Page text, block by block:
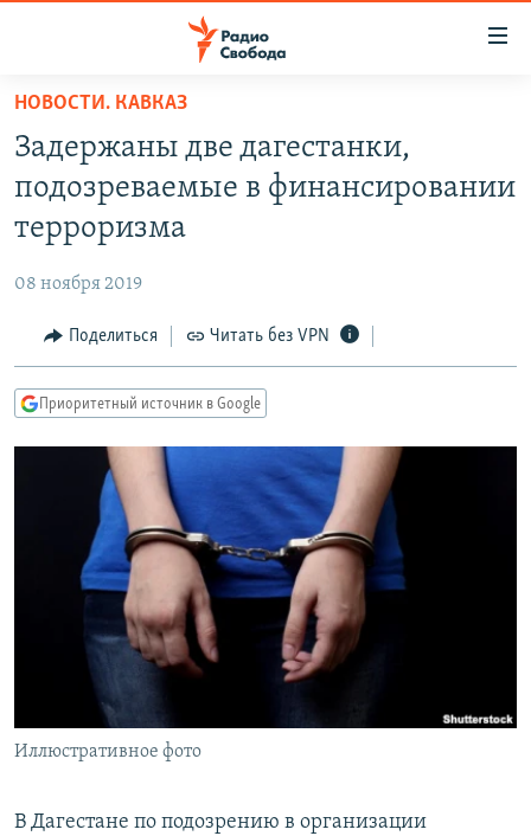
упрощенного
доступа
основному
Вернутся
Вернутся
ПОДКАСТЫ
АВТОРСКИЕ ПРОЕКТЫ
МНЕНИЯ
КУЛЬТУРА
КАВКАЗ.РЕАЛИИ
СЕВЕР.РЕАЛИИ
СИБИРЬ.РЕАЛИИ
РАСПИСАНИЕ ВЕЩАНИЯ
ПОДПИШИТЕСЬ НА РАССЫЛКУ
СОЦИАЛЬНЫЕ СЕТИ
Все сайты РСЕ/РС
НОВОСТИ. КАВКАЗ
Задержаны две дагестанки,
подозреваемые в финансировании
терроризма
08 ноября 2019
Поделиться Читать без VPN
Приоритетный источник в Google
Иллюстративное фото
В Дагестане по подозрению в организации